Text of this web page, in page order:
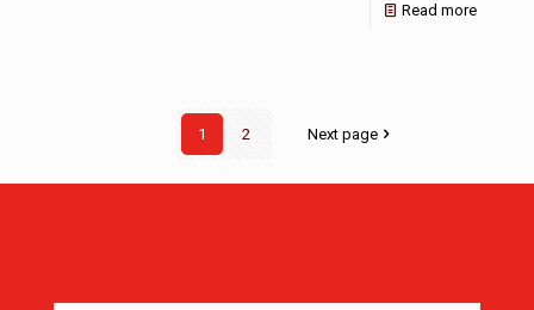
Read more
1 2 Next page